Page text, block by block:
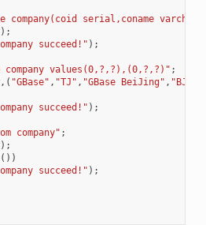
company(coid serial,coname
);
succeed!" );
values(0,?,?),(0,?,?)" ;
,( "GBase" , "TJ" , "GBase BeiJing" , "BJ"
succeed!" );
company" ;
);
())
succeed!" );